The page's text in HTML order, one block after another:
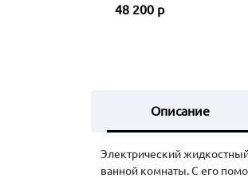
СОСТАРЕННАЯ БРОНЗА
48 200 р
Описание
Электрический
ванной комнаты. С его